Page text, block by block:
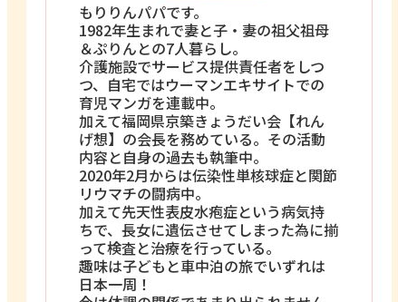
もりりんパパです。
1982年生まれで妻と子・妻の祖父祖母
＆ぷりんとの7人暮らし。
介護施設でサービス提供責任者をしつ
つ、自宅ではウーマンエキサイトでの
育児マンガを連載中。
加えて福岡県京築きょうだい会【れん
げ想】の会長を務めている。その活動
内容と自身の過去も執筆中。
2020年2月からは伝染性単核球症と関節
リウマチの闘病中。
加えて先天性表皮水疱症という病気持
ちで、長女に遺伝させてしまった為に揃
って検査と治療を行っている。
趣味は子どもと車中泊の旅でいずれは
日本一周！